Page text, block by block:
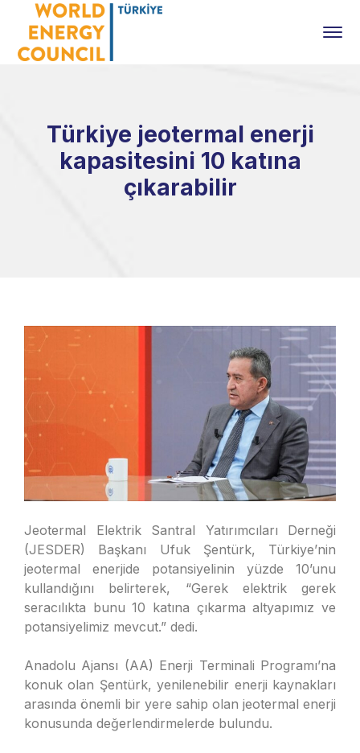
Türkiye jeotermal enerji
kapasitesini 10 katına
çıkarabilir
Jeotermal Elektrik Santral Yatırımcıları Derneği
(JESDER) Başkanı Ufuk Şentürk, Türkiye’nin
jeotermal enerjide potansiyelinin yüzde 10’unu
kullandığını belirterek, “Gerek elektrik gerek
seracılıkta bunu 10 katına çıkarma altyapımız ve
potansiyelimiz mevcut.” dedi.
Anadolu Ajansı (AA) Enerji Terminali Programı’na
konuk olan Şentürk, yenilenebilir enerji kaynakları
arasında önemli bir yere sahip olan jeotermal enerji
konusunda değerlendirmelerde bulundu.